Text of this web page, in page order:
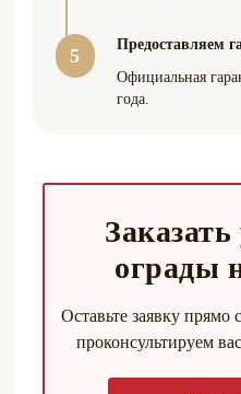
Другие услуги по
толщиной 8-10 см, 1м2
Монтаж металлической
Заливка ленточного
5
Предоставляем
Официальная
года.
ограды
Оставьте заявку
проконсультируем